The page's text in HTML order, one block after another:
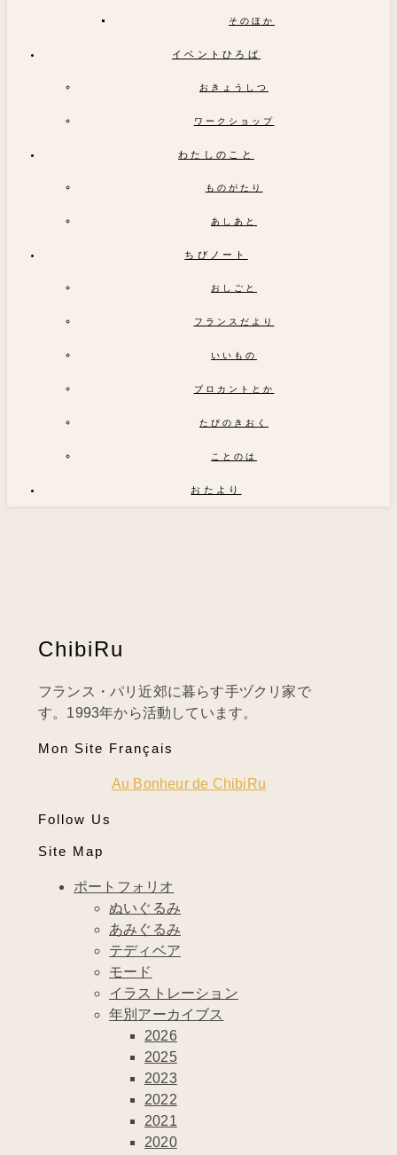
そのほか
イベントひろば
おきょうしつ
ワークショップ
わたしのこと
ものがたり
あしあと
ちびノート
おしごと
フランスだより
いいもの
ブロカントとか
たびのきおく
ことのは
おたより
ChibiRu
フランス・パリ近郊に暮らす手ヅクリ家で
す。1993年から活動しています。
Mon Site Français
Au Bonheur de ChibiRu
Follow Us
Site Map
ポートフォリオ
ぬいぐるみ
あみぐるみ
テディベア
モード
イラストレーション
年別アーカイブス
2026
2025
2023
2022
2021
2020